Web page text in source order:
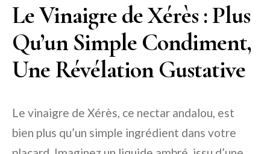
Le Vinaigre de Xérès : Plus
Qu’un Simple Condiment,
Une Révélation Gustative
Le vinaigre de Xérès, ce nectar andalou, est
bien plus qu’un simple ingrédient dans votre